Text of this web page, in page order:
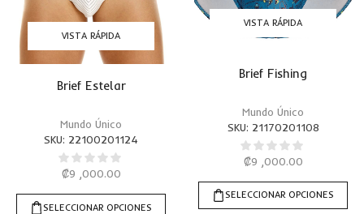
VISTA RÁPIDA
Brief Estelar
Mundo Único
SKU: 22100201124
₡9 ,000.00
SELECCIONAR OPCIONES
VISTA RÁPIDA
Brief Fishing
Mundo Único
SKU: 21170201108
₡9 ,000.00
SELECCIONAR OPCIONES